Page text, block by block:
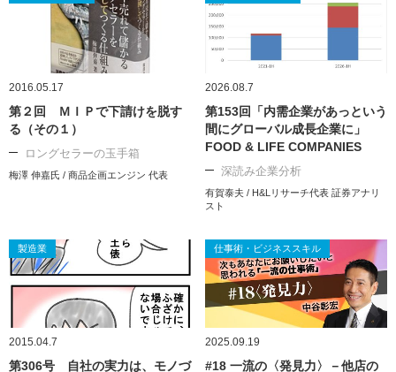
2016.05.17
第２回 ＭＩＰで下請けを脱す
る（その１）
ロングセラーの玉手箱
梅澤 伸嘉氏 / 商品企画エンジン 代表
2026.08.7
第153回「内需企業があっという
間にグローバル成長企業に」
FOOD & LIFE COMPANIES
深読み企業分析
有賀泰夫 / H&Lリサーチ代表 証券アナリ
スト
製造業
2015.04.7
第306号 自社の実力は、モノづ
仕事術・ビジネススキル
2025.09.19
#18 一流の〈発見力〉－他店の